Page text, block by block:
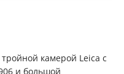
камерой Leica с
и большой